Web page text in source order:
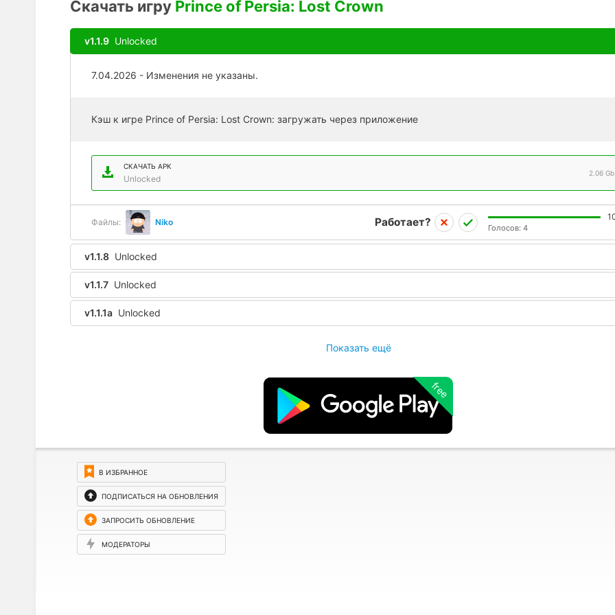
Скачать игру Prince of Persia: Lost Crown
v1.1.9 Unlocked
7.04.2026 - Изменения не указаны.
Кэш к игре Prince of Persia: Lost Crown: загружать через приложение
СКАЧАТЬ APK
Unlocked
2.06 Gb
Файлы: Niko Работает? Голосов: 4
v1.1.8 Unlocked
v1.1.7 Unlocked
v1.1.1a Unlocked
Показать ещё
free
В ИЗБРАННОЕ
ПОДПИСАТЬСЯ НА ОБНОВЛЕНИЯ
ЗАПРОСИТЬ ОБНОВЛЕНИЕ
МОДЕРАТОРЫ